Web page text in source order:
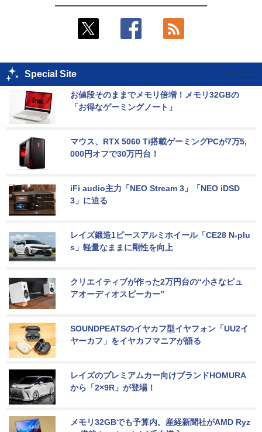
Special Site
お値段そのままでメモリ倍増！メモリ32GBの
「お得なゲーミングノート」
マウス、RTX 5060 Ti搭載ゲーミングPCが7万5,
000円オフで30万円台！
iFi audio主力「NEO Stream 3」「NEO iDSD
3」に迫る
レイズ鍛造1ピースアルミホイール「CE28 N-plu
s」軽量なままに剛性を向上
クリエイティブが作った2万円台の“小さなピュ
アオーディオスピーカー”
SOUNDPEATSのイヤカフ型イヤフォン「UU2イ
ヤーカフ」をイヤカフマニアが語る
レイズのプレミアムカー向けブランドHOMURA
から「2×9R」が登場！
メモリ32GBでも予算内。産経新聞社がAMD Ryz